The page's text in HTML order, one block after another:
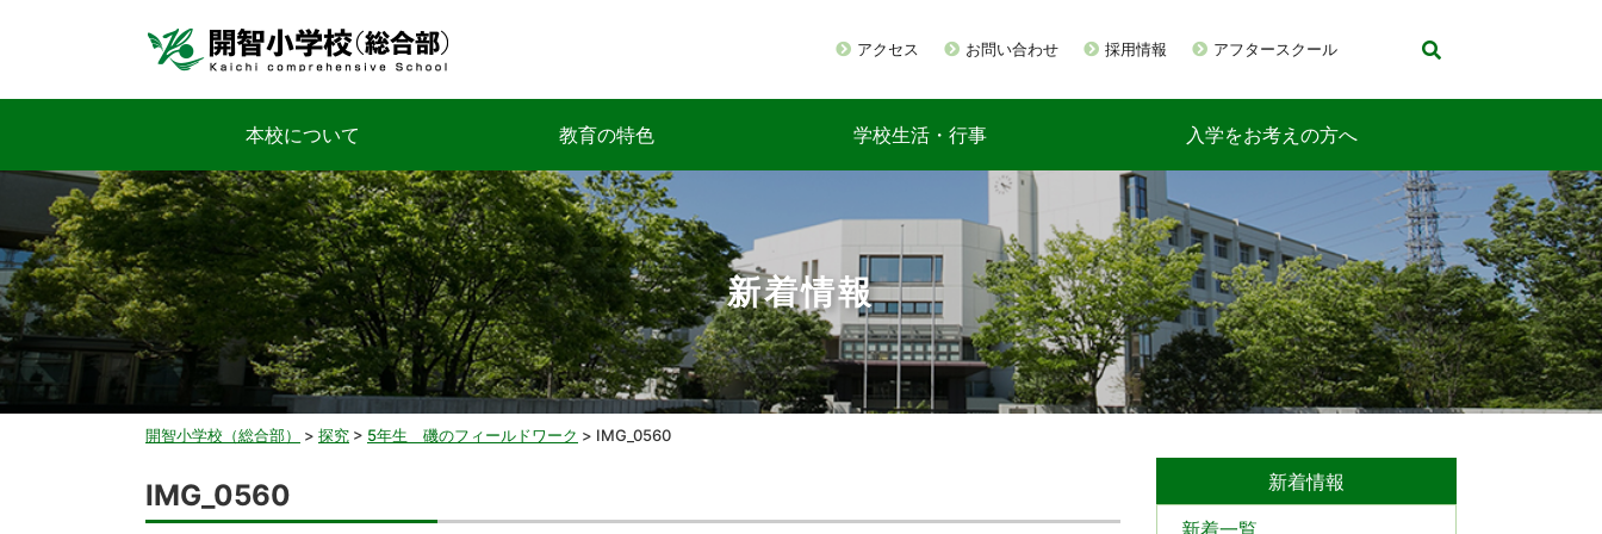
アクセス お問い合わせ 採用情報 アフタースクール
本校について 教育の特色 学校生活・行事 入学をお考えの方へ
新着情報
開智小学校（総合部） > 探究 > 5年生 磯のフィールドワーク > IMG_0560
新着情報
新着一覧
IMG_0560